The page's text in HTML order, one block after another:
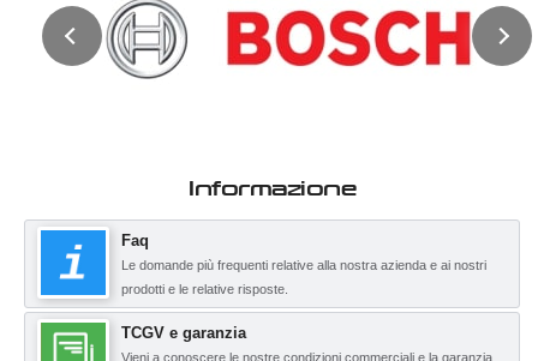
Informazione
Faq
Le domande più frequenti relative alla nostra azienda e ai nostri
prodotti e le relative risposte.
TCGV e garanzia
Vieni a conoscere le nostre condizioni commerciali e la garanzia